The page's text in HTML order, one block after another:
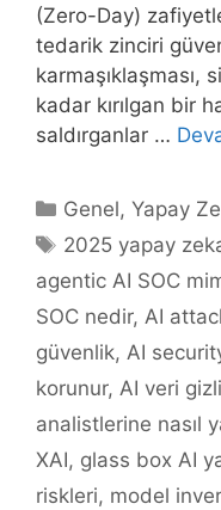
(Zero-Day)
tedarik zinciri
karmaşıklaşması,
kadar kırılgan bir
saldırganlar …
Kategoriler
Genel,Yapay
Etiketler
2025 yapay
agentic AI SOC
SOC nedir, AI
güvenlik, AI
korunur, AI veri
analistlerine nasıl
XAI, glass box AI
riskleri, model